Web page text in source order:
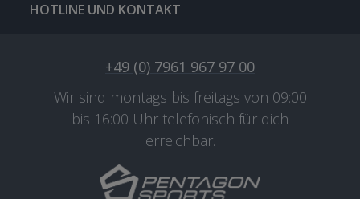
HOTLINE UND KONTAKT
+49 (0) 7961 967 97 00
Wir sind montags bis freitags von 09:00
bis 16:00 Uhr telefonisch für dich
erreichbar.